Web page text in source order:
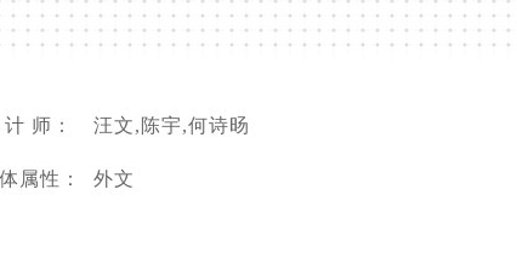
师： 汪文,陈宇,何诗旸
属性： 外文